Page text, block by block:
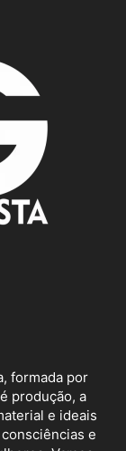
formada por
produção, a
e ideais
e